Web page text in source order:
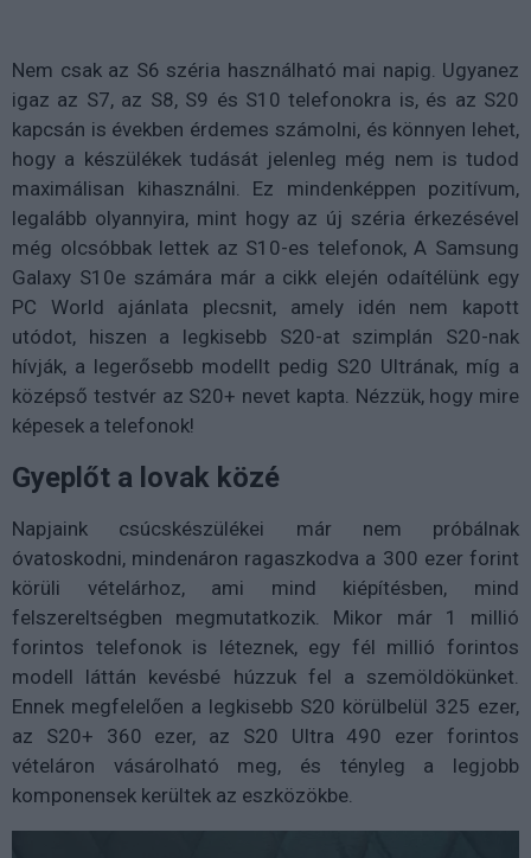
Nem csak az S6 széria használható mai napig. Ugyanez
igaz az S7, az S8, S9 és S10 telefonokra is, és az S20
kapcsán is években érdemes számolni, és könnyen lehet,
hogy a készülékek tudását jelenleg még nem is tudod
maximálisan kihasználni. Ez mindenképpen pozitívum,
legalább olyannyira, mint hogy az új széria érkezésével
még olcsóbbak lettek az S10-es telefonok, A Samsung
Galaxy S10e számára már a cikk elején odaítélünk egy
PC World ajánlata plecsnit, amely idén nem kapott
utódot, hiszen a legkisebb S20-at szimplán S20-nak
hívják, a legerősebb modellt pedig S20 Ultrának, míg a
középső testvér az S20+ nevet kapta. Nézzük, hogy mire
képesek a telefonok!
Gyeplőt a lovak közé
Napjaink csúcskészülékei már nem próbálnak
óvatoskodni, mindenáron ragaszkodva a 300 ezer forint
körüli vételárhoz, ami mind kiépítésben, mind
felszereltségben megmutatkozik. Mikor már 1 millió
forintos telefonok is léteznek, egy fél millió forintos
modell láttán kevésbé húzzuk fel a szemöldökünket.
Ennek megfelelően a legkisebb S20 körülbelül 325 ezer,
az S20+ 360 ezer, az S20 Ultra 490 ezer forintos
vételáron vásárolható meg, és tényleg a legjobb
komponensek kerültek az eszközökbe.